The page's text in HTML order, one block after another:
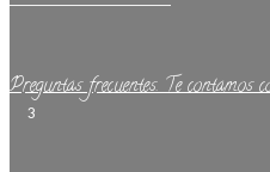
Preguntas frecuentes. Te contamos
3